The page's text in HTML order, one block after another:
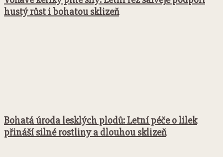
hustý růst i bohatou sklizeň
Bohatá úroda lesklých plodů: Letní péče o lilek
přináší silné rostliny a dlouhou sklizeň